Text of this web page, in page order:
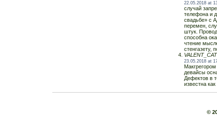
22.05.2018 at
случай
телефона и
свадьбе» с
перемен,
штук.
способна
чтение
стенгазету,
VALENT_CAT
23.05.2018 at
девайсы
Дефектов в
известна
©